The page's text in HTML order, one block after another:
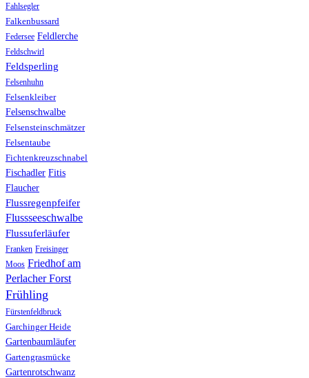
Fahlsegler
Falkenbussard
Federsee Feldlerche
Feldschwirl
Feldsperling
Felsenhuhn
Felsenkleiber
Felsenschwalbe
Felsensteinschmätzer
Felsentaube
Fichtenkreuzschnabel
Fischadler Fitis
Flaucher
Flussregenpfeifer
Flussseeschwalbe
Flussuferläufer
Franken Freisinger
Moos Friedhof am
Perlacher Forst
Frühling
Fürstenfeldbruck
Garchinger Heide
Gartenbaumläufer
Gartengrasmücke
Gartenrotschwanz